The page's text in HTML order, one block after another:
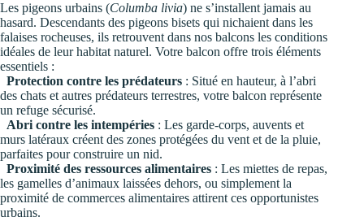
Les pigeons urbains (Columba livia) ne s’installent jamais au
hasard. Descendants des pigeons bisets qui nichaient dans les
falaises rocheuses, ils retrouvent dans nos balcons les conditions
idéales de leur habitat naturel. Votre balcon offre trois éléments
essentiels :
Protection contre les prédateurs : Situé en hauteur, à l’abri
des chats et autres prédateurs terrestres, votre balcon représente
un refuge sécurisé.
Abri contre les intempéries : Les garde-corps, auvents et
murs latéraux créent des zones protégées du vent et de la pluie,
parfaites pour construire un nid.
Proximité des ressources alimentaires : Les miettes de repas,
les gamelles d’animaux laissées dehors, ou simplement la
proximité de commerces alimentaires attirent ces opportunistes
urbains.